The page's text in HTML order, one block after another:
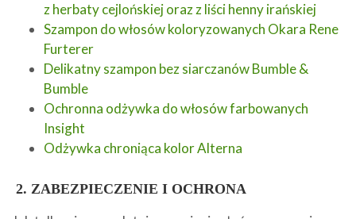
z herbaty cejlońskiej oraz z liści henny irańskiej
Szampon do włosów koloryzowanych Okara Rene
Furterer
Delikatny szampon bez siarczanów Bumble &
Bumble
Ochronna odżywka do włosów farbowanych
Insight
Odżywka chroniąca kolor Alterna
2. ZABEZPIECZENIE I OCHRONA